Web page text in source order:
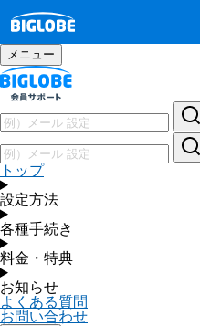
メニュー
トップ
設定方法
各種手続き
料金・特典
お知らせ
よくある質問
お問い合わせ